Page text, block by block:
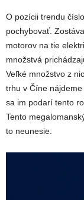
O pozícii trendu
pochybovať.
motorov na tie
množstvá
Veľké množstvo z
trhu v Číne
sa im podarí tento
Tento
to neunesie.